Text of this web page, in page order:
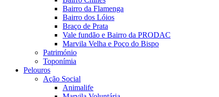
Bairro da Flamenga
Bairro dos Lóios
Braço de Prata
Vale fundão e Bairro da PRODAC
Marvila Velha e Poço do Bispo
Património
Toponímia
Pelouros
Ação Social
Animalife